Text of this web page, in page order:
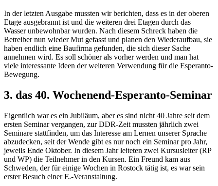
In der letzten Ausgabe mussten wir berichten, dass es in der oberen
Etage ausgebrannt ist und die weiteren drei Etagen durch das
Wasser unbewohnbar wurden. Nach diesem Schreck haben die
Betreiber nun wieder Mut gefasst und planen den Wiederaufbau, sie
haben endlich eine Baufirma gefunden, die sich dieser Sache
annehmen wird. Es soll schöner als vorher werden und man hat
viele interessante Ideen der weiteren Verwendung für die Esperanto-
Bewegung.
3. das 40. Wochenend-Esperanto-Seminar
Eigentlich war es ein Jubiläum, aber es sind nicht 40 Jahre seit dem
ersten Seminar vergangen, zur DDR-Zeit mussten jährlich zwei
Seminare stattfinden, um das Interesse am Lernen unserer Sprache
abzudecken, seit der Wende gibt es nur noch ein Seminar pro Jahr,
jeweils Ende Oktober. In diesem Jahr leiteten zwei Kursusleiter (RP
und WP) die Teilnehmer in den Kursen. Ein Freund kam aus
Schweden, der für einige Wochen in Rostock tätig ist, es war sein
erster Besuch einer E.-Veranstaltung.